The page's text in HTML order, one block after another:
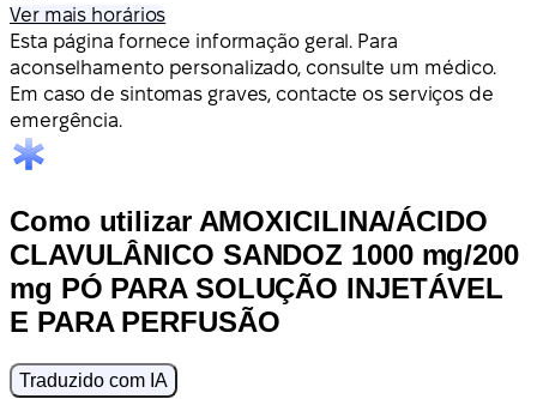
Ver mais horários
Esta página fornece informação geral. Para
aconselhamento personalizado, consulte um médico.
Em caso de sintomas graves, contacte os serviços de
emergência.
Como utilizar AMOXICILINA/ÁCIDO
CLAVULÂNICO SANDOZ 1000 mg/200
mg PÓ PARA SOLUÇÃO INJETÁVEL
E PARA PERFUSÃO
Traduzido com IA